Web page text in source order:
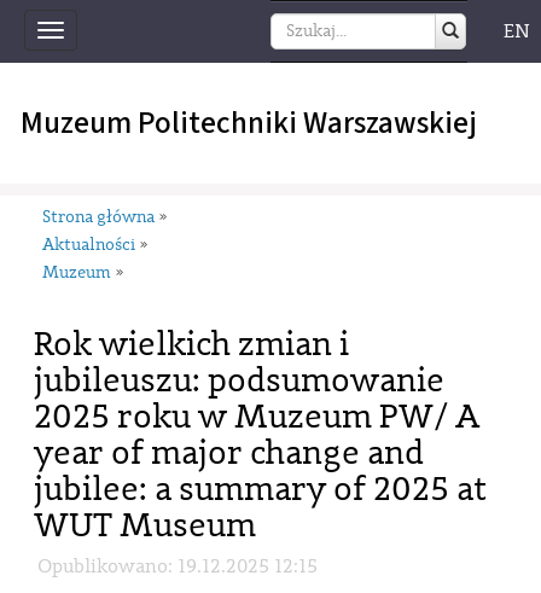
Toggle
navigation
EN
Muzeum Politechniki Warszawskiej
Strona główna »
Aktualności »
Muzeum »
Rok wielkich zmian i
jubileuszu: podsumowanie
2025 roku w Muzeum PW/ A
year of major change and
jubilee: a summary of 2025 at
WUT Museum
Opublikowano: 19.12.2025 12:15